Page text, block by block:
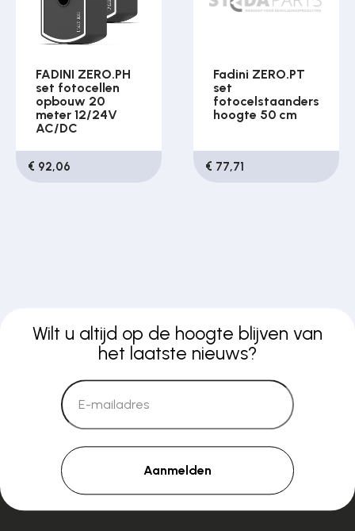
FADINI ZERO.PH
set fotocellen
opbouw 20
meter 12/24V
AC/DC
€ 92,06
Fadini ZERO.PT
set
fotocelstaanders
hoogte 50 cm
€ 77,71
Wilt u altijd op de hoogte blijven van
het laatste nieuws?
Aanmelden